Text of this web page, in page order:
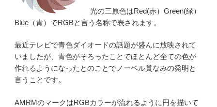
光の三原色はRed(赤）Green(緑）
Blue（青）でRGBと言う名称で表されます。
最近テレビで青色ダイオードの話題が盛んに放映されて
いましたが、青色がそろったことでほとんど全ての色が
作れるようになったとのことでノーベル賞なみの発明と
言うことです。
AMRMのマークはRGBカラーが流れるように円を描いて